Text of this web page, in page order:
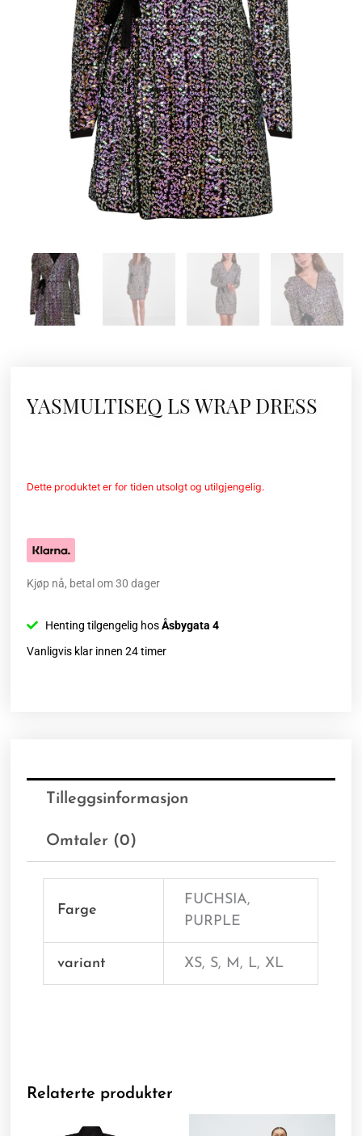
YASMULTISEQ LS WRAP DRESS
Dette produktet er for tiden utsolgt og utilgjengelig.
Kjøp nå, betal om 30 dager
Henting tilgengelig hosÅsbygata 4
Vanligvis klar innen 24 timer
Tilleggsinformasjon
Omtaler (0)
Farge
FUCHSIA,
PURPLE
variant XS, S, M, L, XL
Relaterte produkter